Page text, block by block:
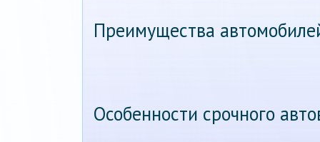
Преимущества
Особенности срочного